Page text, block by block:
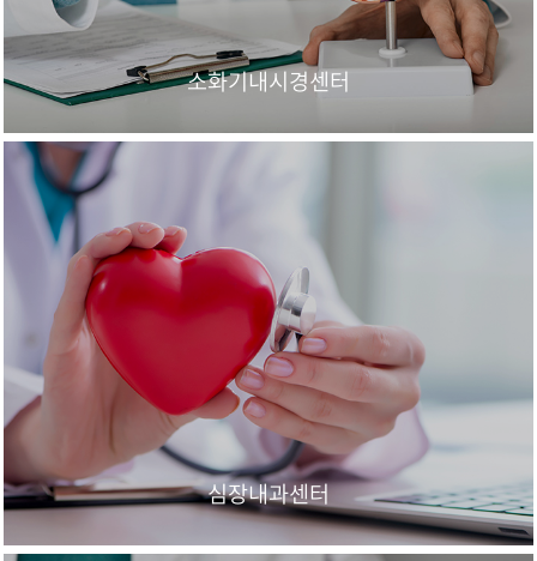
소화기내시경센터
심장내과센터